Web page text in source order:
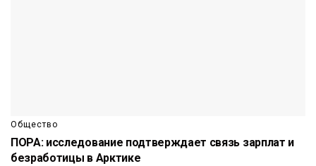
Общество
ПОРА: исследование подтверждает связь зарплат и
безработицы в Арктике